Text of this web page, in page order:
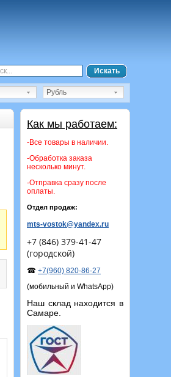
Искать
Рубль
Как мы работаем:
-Все товары в наличии.
-Обработка заказа
несколько минут.
-Отправка сразу после
оплаты.
Отдел продаж:
mts-vostok@yandex.ru
+7 (846) 379-41-47
(городской)
☎ +7(960) 820-86-27
(мобильный и WhatsApp)
Наш склад находится в
Самаре.